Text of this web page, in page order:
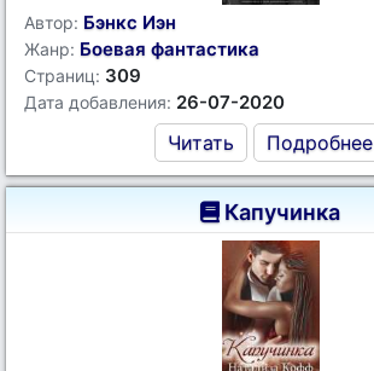
Автор: Бэнкс Иэн
Жанр: Боевая фантастика
Страниц: 309
Дата добавления: 26-07-2020
Читать Подробнее
Капучинка